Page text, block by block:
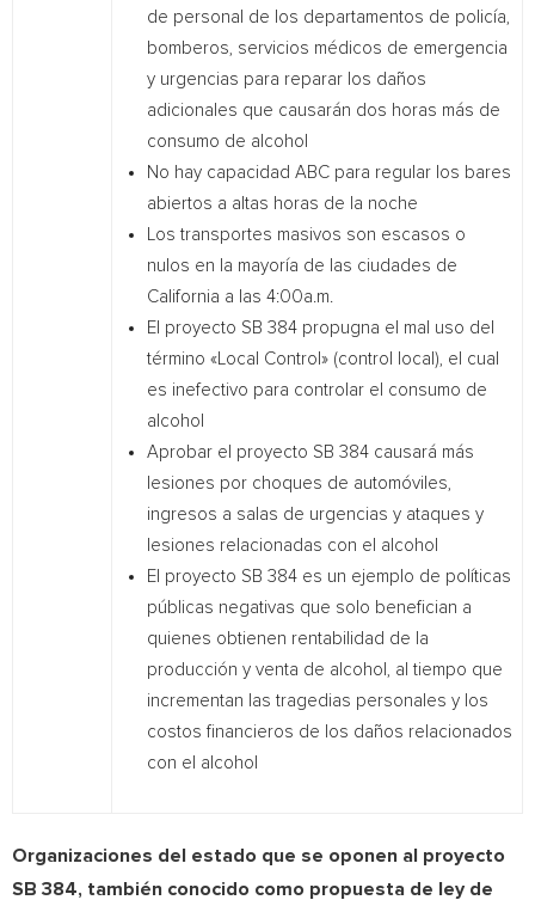
de personal de los departamentos de policía,
bomberos, servicios médicos de emergencia
y urgencias para reparar los daños
adicionales que causarán dos horas más de
consumo de alcohol
No hay capacidad ABC para regular los bares
abiertos a altas horas de la noche
Los transportes masivos son escasos o
nulos en la mayoría de las ciudades de
California a las 4:00a.m.
El proyecto SB 384 propugna el mal uso del
término «Local Control» (control local), el cual
es inefectivo para controlar el consumo de
alcohol
Aprobar el proyecto SB 384 causará más
lesiones por choques de automóviles,
ingresos a salas de urgencias y ataques y
lesiones relacionadas con el alcohol
El proyecto SB 384 es un ejemplo de políticas
públicas negativas que solo benefician a
quienes obtienen rentabilidad de la
producción y venta de alcohol, al tiempo que
incrementan las tragedias personales y los
costos financieros de los daños relacionados
con el alcohol
Organizaciones del estado que se oponen al proyecto
SB 384, también conocido como propuesta de ley de